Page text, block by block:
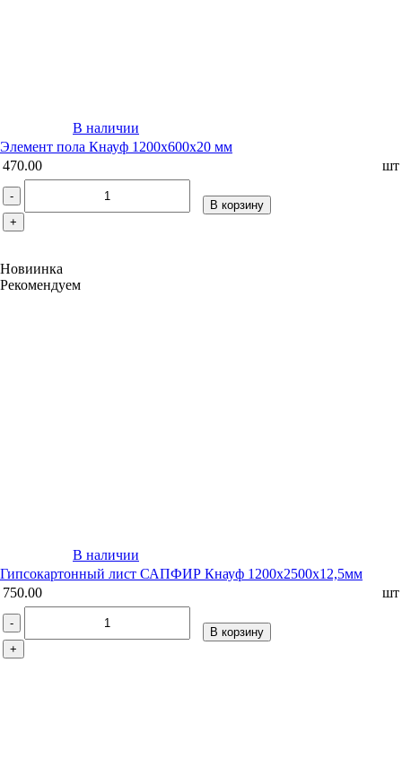
В наличии
Элемент пола Кнауф 1200х600х20 мм
470.00
шт
-
+
В корзину
Новиинка
Рекомендуем
В наличии
Гипсокартонный лист САПФИР Кнауф 1200х2500х12,5мм
750.00
шт
-
+
В корзину